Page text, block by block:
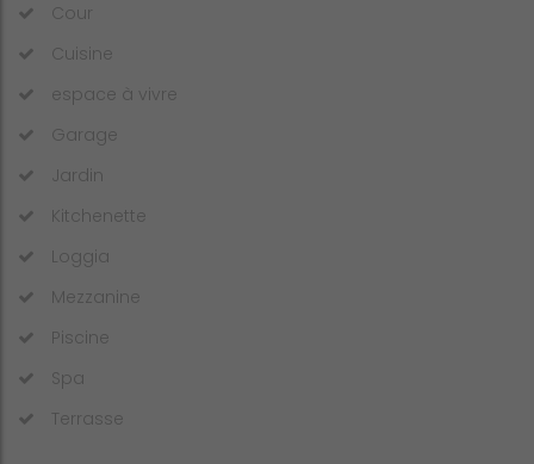
Cour
Cuisine
espace à vivre
Garage
Jardin
Kitchenette
Loggia
Mezzanine
Piscine
Spa
Terrasse